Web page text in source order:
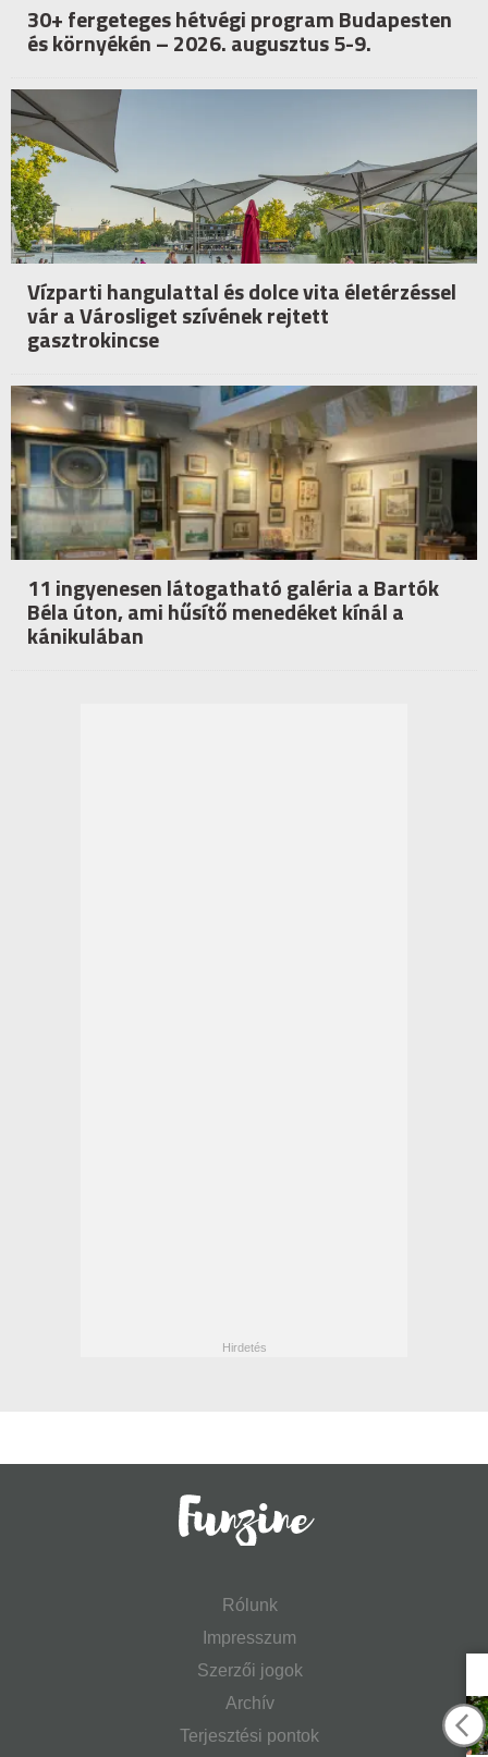
30+ fergeteges hétvégi program Budapesten
és környékén – 2026. augusztus 5-9.
Vízparti hangulattal és dolce vita életérzéssel
vár a Városliget szívének rejtett
gasztrokincse
11 ingyenesen látogatható galéria a Bartók
Béla úton, ami hűsítő menedéket kínál a
kánikulában
Rólunk
Impresszum
Szerzői jogok
Archív
Terjesztési pontok